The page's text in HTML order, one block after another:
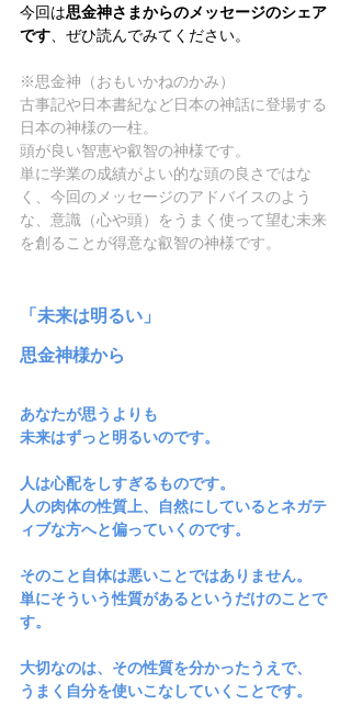
今回は思金神さまからのメッセージのシェア
です、ぜひ読んでみてください。
※思金神（おもいかねのかみ）
古事記や日本書紀など日本の神話に登場する
日本の神様の一柱。
頭が良い智恵や叡智の神様です。
単に学業の成績がよい的な頭の良さではな
く、今回のメッセージのアドバイスのよう
な、意識（心や頭）をうまく使って望む未来
を創ることが得意な叡智の神様です。
「未来は明るい」
思金神様から
あなたが思うよりも
未来はずっと明るいのです。
人は心配をしすぎるものです。
人の肉体の性質上、自然にしているとネガテ
ィブな方へと偏っていくのです。
そのこと自体は悪いことではありません。
単にそういう性質があるというだけのことで
す。
大切なのは、その性質を分かったうえで、
うまく自分を使いこなしていくことです。